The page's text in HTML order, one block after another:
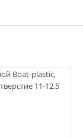
Boat-plastic,
11-12,5